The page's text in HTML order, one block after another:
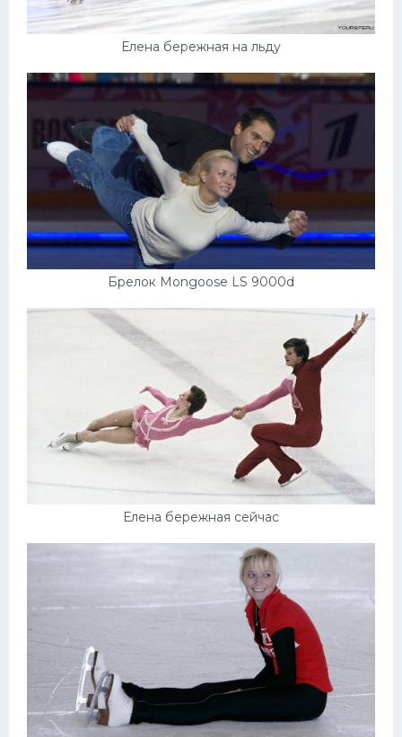
Елена бережная на льду
Брелок Mongoose LS 9000d
Елена бережная сейчас